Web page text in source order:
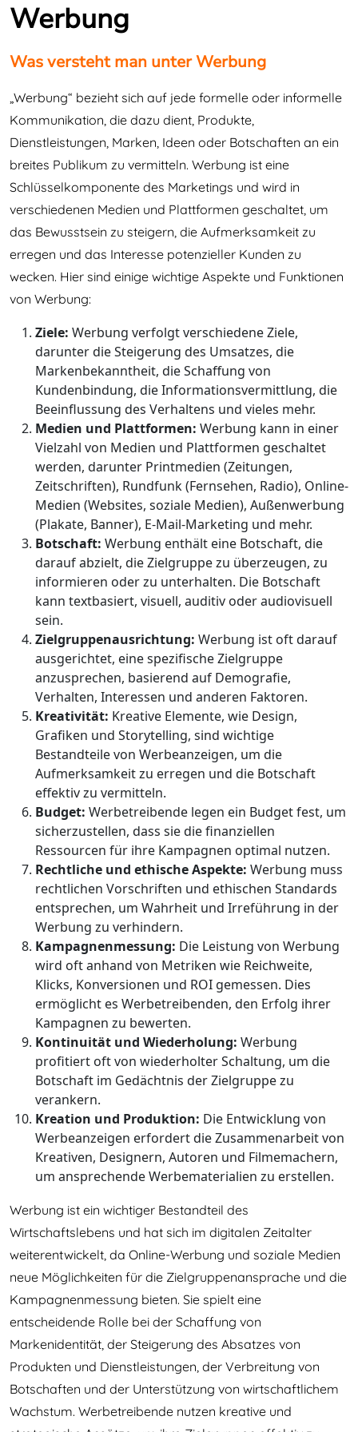
Werbung
Was versteht man unter Werbung
„Werbung“ bezieht sich auf jede formelle oder informelle
Kommunikation, die dazu dient, Produkte,
Dienstleistungen, Marken, Ideen oder Botschaften an ein
breites Publikum zu vermitteln. Werbung ist eine
Schlüsselkomponente des Marketings und wird in
verschiedenen Medien und Plattformen geschaltet, um
das Bewusstsein zu steigern, die Aufmerksamkeit zu
erregen und das Interesse potenzieller Kunden zu
wecken. Hier sind einige wichtige Aspekte und Funktionen
von Werbung:
Ziele: Werbung verfolgt verschiedene Ziele,
darunter die Steigerung des Umsatzes, die
Markenbekanntheit, die Schaffung von
Kundenbindung, die Informationsvermittlung, die
Beeinflussung des Verhaltens und vieles mehr.
Medien und Plattformen: Werbung kann in einer
Vielzahl von Medien und Plattformen geschaltet
werden, darunter Printmedien (Zeitungen,
Zeitschriften), Rundfunk (Fernsehen, Radio), Online-
Medien (Websites, soziale Medien), Außenwerbung
(Plakate, Banner), E-Mail-Marketing und mehr.
Botschaft: Werbung enthält eine Botschaft, die
darauf abzielt, die Zielgruppe zu überzeugen, zu
informieren oder zu unterhalten. Die Botschaft
kann textbasiert, visuell, auditiv oder audiovisuell
sein.
Zielgruppenausrichtung: Werbung ist oft darauf
ausgerichtet, eine spezifische Zielgruppe
anzusprechen, basierend auf Demografie,
Verhalten, Interessen und anderen Faktoren.
Kreativität: Kreative Elemente, wie Design,
Grafiken und Storytelling, sind wichtige
Bestandteile von Werbeanzeigen, um die
Aufmerksamkeit zu erregen und die Botschaft
effektiv zu vermitteln.
Budget: Werbetreibende legen ein Budget fest, um
sicherzustellen, dass sie die finanziellen
Ressourcen für ihre Kampagnen optimal nutzen.
Rechtliche und ethische Aspekte: Werbung muss
rechtlichen Vorschriften und ethischen Standards
entsprechen, um Wahrheit und Irreführung in der
Werbung zu verhindern.
Kampagnenmessung: Die Leistung von Werbung
wird oft anhand von Metriken wie Reichweite,
Klicks, Konversionen und ROI gemessen. Dies
ermöglicht es Werbetreibenden, den Erfolg ihrer
Kampagnen zu bewerten.
Kontinuität und Wiederholung: Werbung
profitiert oft von wiederholter Schaltung, um die
Botschaft im Gedächtnis der Zielgruppe zu
verankern.
Kreation und Produktion: Die Entwicklung von
Werbeanzeigen erfordert die Zusammenarbeit von
Kreativen, Designern, Autoren und Filmemachern,
um ansprechende Werbematerialien zu erstellen.
Werbung ist ein wichtiger Bestandteil des
Wirtschaftslebens und hat sich im digitalen Zeitalter
weiterentwickelt, da Online-Werbung und soziale Medien
neue Möglichkeiten für die Zielgruppenansprache und die
Kampagnenmessung bieten. Sie spielt eine
entscheidende Rolle bei der Schaffung von
Markenidentität, der Steigerung des Absatzes von
Produkten und Dienstleistungen, der Verbreitung von
Botschaften und der Unterstützung von wirtschaftlichem
Wachstum. Werbetreibende nutzen kreative und